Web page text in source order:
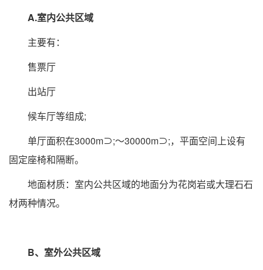
A.室内公共区域
主要有：
售票厅
出站厅
候车厅等组成;
单厅面积在3000m⊃;～30000m⊃;，平面空间上设有
固定座椅和隔断。
地面材质：室内公共区域的地面分为花岗岩或大理石石
材两种情况。
B、室外公共区域